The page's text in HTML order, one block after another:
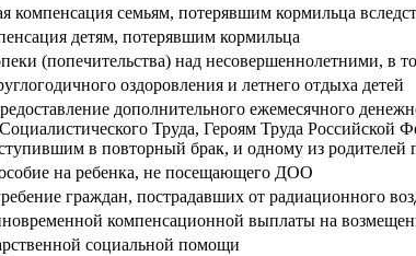
компенсация семьям, потерявшим кормильца
детям, потерявшим кормильца
(попечительства) над несовершеннолетними, в
оздоровления и летнего отдыха детей
дополнительного ежемесячного
Труда, Героям Труда
в повторный брак, и одному из
на ребенка, не посещающего ДОО
граждан, пострадавших от радиационного
компенсационной выплаты на
социальной помощи